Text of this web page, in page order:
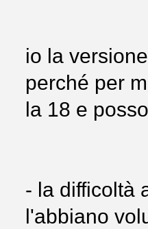
io la
perché per
la 18 e
- la difficoltà
l'abbiano